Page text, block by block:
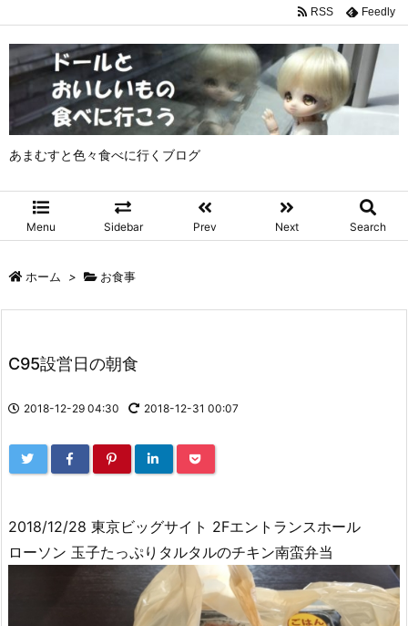
あまむすと色々食べに行くブログ
Menu Sidebar Prev Next Search
RSS Feedly
ホーム > お食事
C95設営日の朝食
2018-12-29 04:30 2018-12-31 00:07
2018/12/28 東京ビッグサイト 2Fエントランスホール
ローソン 玉子たっぷりタルタルのチキン南蛮弁当